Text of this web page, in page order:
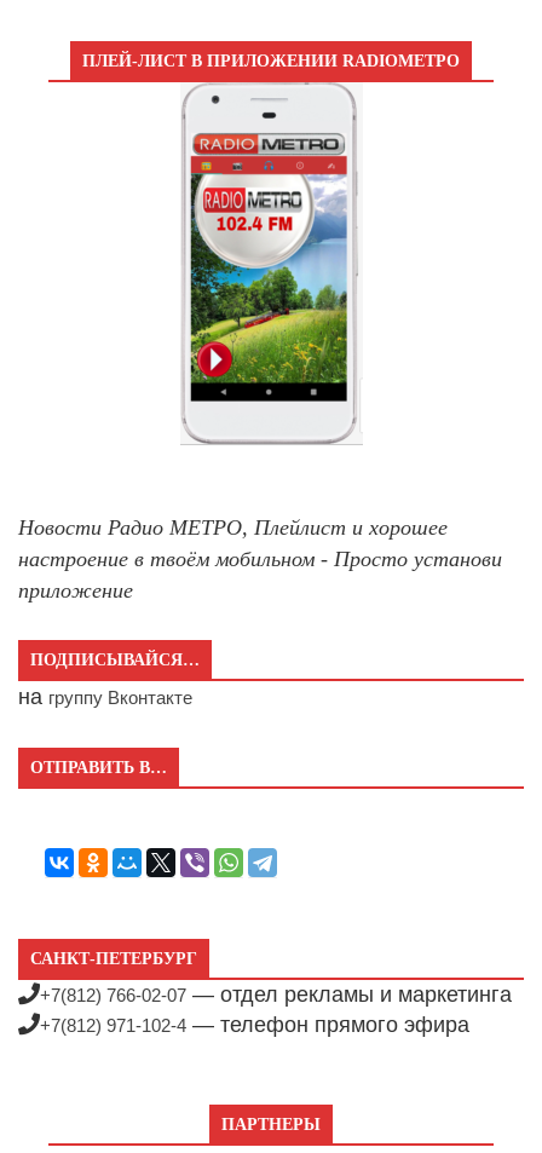
ПЛЕЙ-ЛИСТ В ПРИЛОЖЕНИИ RADIOМЕТРО
Новости Радио МЕТРО, Плейлист и хорошее
настроение в твоём мобильном - Просто установи
приложение
ПОДПИСЫВАЙСЯ…
на группу Вконтакте
ОТПРАВИТЬ В…
САНКТ-ПЕТЕРБУРГ
+7(812) 766-02-07 — отдел рекламы и маркетинга
+7(812) 971-102-4 — телефон прямого эфира
ПАРТНЕРЫ